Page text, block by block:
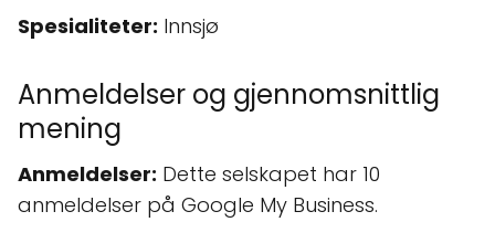
Spesialiteter: Innsjø
Anmeldelser og gjennomsnittlig
mening
Anmeldelser: Dette selskapet har 10
anmeldelser på Google My Business.